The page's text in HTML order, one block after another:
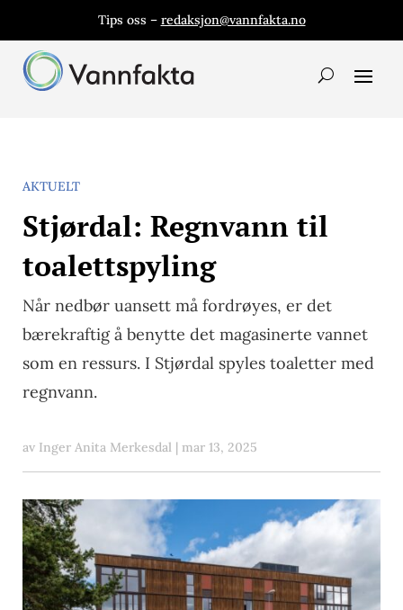
Tips oss – redaksjon@vannfakta.no
AKTUELT
Stjørdal: Regnvann til
toalettspyling
Når nedbør uansett må fordrøyes, er det
bærekraftig å benytte det magasinerte vannet
som en ressurs. I Stjørdal spyles toaletter med
regnvann.
av Inger Anita Merkesdal | mar 13, 2025